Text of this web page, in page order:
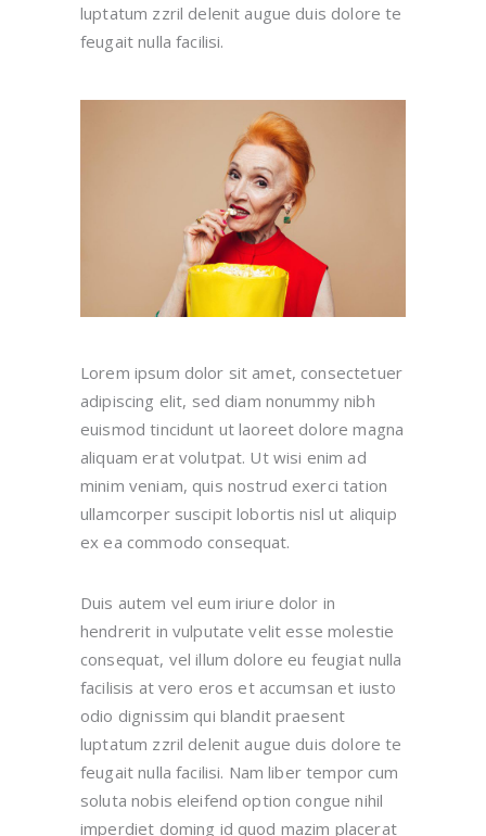
luptatum zzril delenit augue duis dolore te
feugait nulla facilisi.
Lorem ipsum dolor sit amet, consectetuer
adipiscing elit, sed diam nonummy nibh
euismod tincidunt ut laoreet dolore magna
aliquam erat volutpat. Ut wisi enim ad
minim veniam, quis nostrud exerci tation
ullamcorper suscipit lobortis nisl ut aliquip
ex ea commodo consequat.
Duis autem vel eum iriure dolor in
hendrerit in vulputate velit esse molestie
consequat, vel illum dolore eu feugiat nulla
facilisis at vero eros et accumsan et iusto
odio dignissim qui blandit praesent
luptatum zzril delenit augue duis dolore te
feugait nulla facilisi. Nam liber tempor cum
soluta nobis eleifend option congue nihil
imperdiet doming id quod mazim placerat